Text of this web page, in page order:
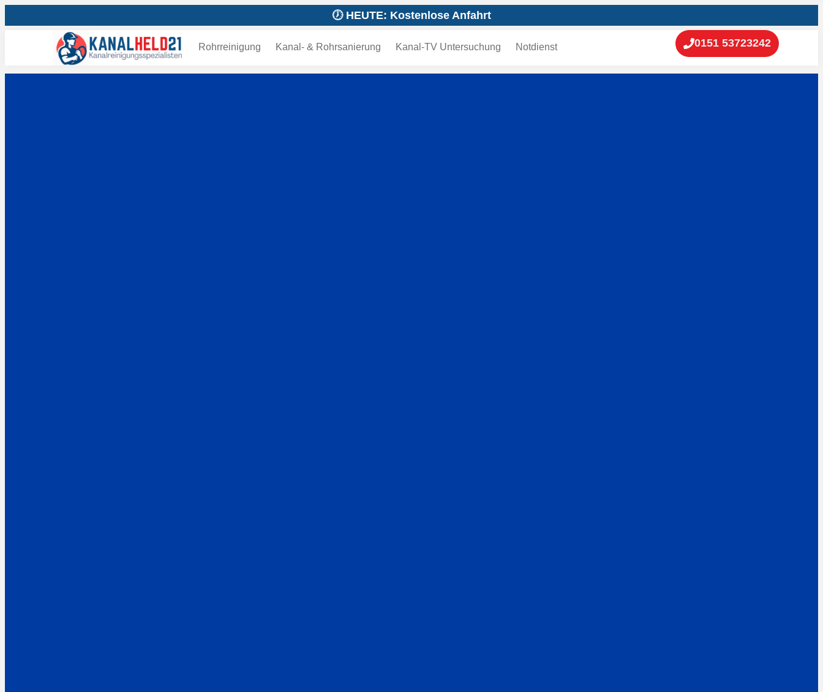
🕖 HEUTE: Kostenlose Anfahrt
Rohrreinigung Kanal- & Rohrsanierung Kanal-TV Untersuchung Notdienst 0151 53723242